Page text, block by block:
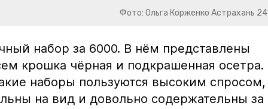
Фото: Ольга Корженко Астрахань 24
набор за 6000. В нём представлены
крошка чёрная и подкрашенная осетра.
наборы пользуются высоким спросом,
на вид и довольно содержательны за